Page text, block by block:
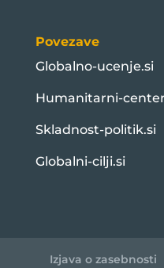
Povezave
Globalno-ucenje.si
Humanitarni-
Skladnost-politik.si
Globalni-cilji.si
Izjava o zasebnosti